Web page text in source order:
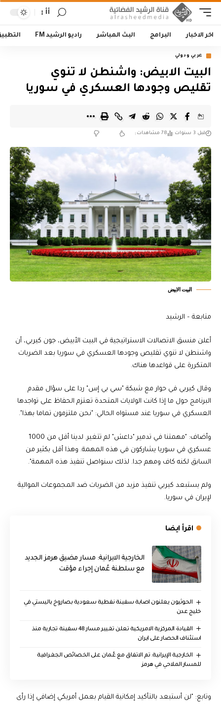
أأ
اخر الاخبار البرامج البث المباشر راديو الرشيد FM
عربي ودولي
البيت الابيض: واشنطن لا تنوي
تقليص وجودها العسكري في سوريا
قبل 3 سنوات 78 مشاهدات
البيت الابيض
متابعة – الرشيد
أعلن منسق الاتصالات الاستراتيجية في البيت الأبيض، جون كيربي، أن
واشنطن لا تنوي تقليص وجودها العسكري في سوريا بعد الضربات
المتكررة على قواعدها هناك.
وقال كيربي في حوار مع شبكة "سي بي إس" ردا على سؤال مقدم
البرنامج حول ما إذا كانت الولايات المتحدة تعتزم الحفاظ على تواجدها
العسكري في سوريا عند مستواه الحالي: "نحن ملتزمون تماما بهذا".
وأضاف: "مهمتنا في تدمير "داعش" لم تتغير. لدينا أقل من 1000
عسكري في سوريا يشاركون في هذه المهمة. وهذا أقل بكثير من
السابق لكنه كاف ومهم جدا. لذلك سنواصل تنفيذ هذه المهمة".
ولم يستبعد كيربي تنفيذ مزيد من الضربات ضد المجموعات الموالية
لإيران في سوريا.
اقرأ ايضا
الخارجية الايرانية: مسار مضيق هرمز الجديد
مع سلطنة عُمان إجراء مؤقت
الحوثيون يعلنون اصابة سفينة نفطية سعودية بصاروخ باليستي في
خليج عدن
القيادة المركزية الامريكية تعلن تغيير مسار 48 سفينة تجارية منذ
استئناف الحصار على ايران
‏الخارجية الإيرانية: تم الاتفاق مع عُمان على الخصائص الجغرافية
للمسار الملاحي في هرمز
وتابع: "لن أستبعد بالتأكيد إمكانية القيام بعمل أمريكي إضافي إذا رأى